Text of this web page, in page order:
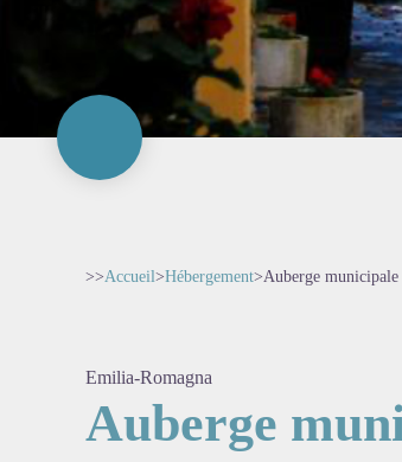
>>Accueil>Hébergement>Auberge
Emilia-Romagna
Auberge